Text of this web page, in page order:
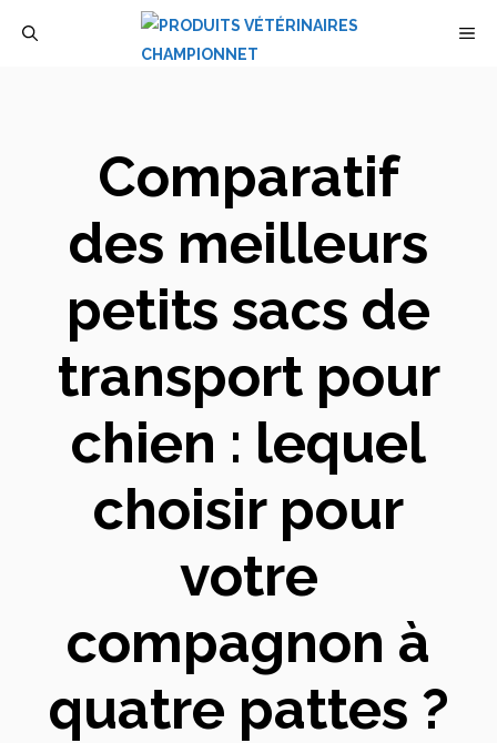
Comparatif
des meilleurs
petits sacs de
transport pour
chien : lequel
choisir pour
votre
compagnon à
quatre pattes ?